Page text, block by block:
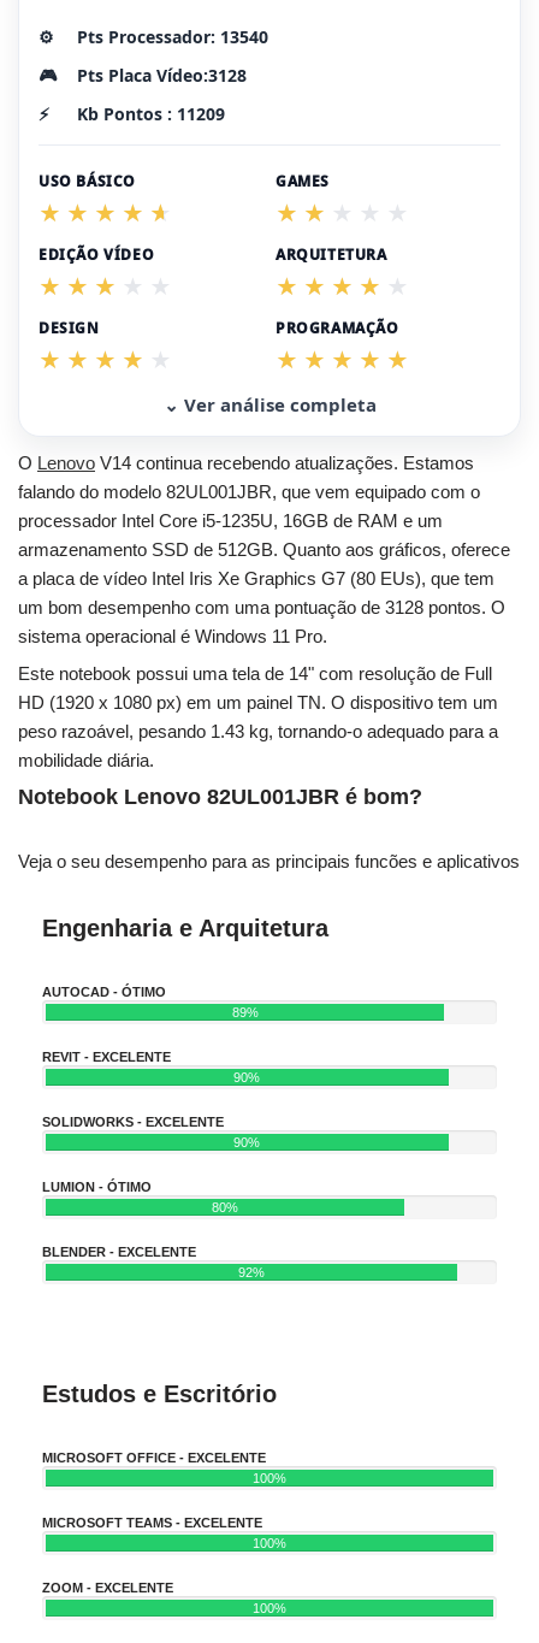
⚙️
Pts Processador: 13540
🎮
Pts Placa Vídeo:3128
⚡
Kb Pontos : 11209
USO BÁSICO GAMES
EDIÇÃO VÍDEO ARQUITETURA
DESIGN PROGRAMAÇÃO
⌄ Ver análise completa
O Lenovo V14 continua recebendo atualizações. Estamos
falando do modelo 82UL001JBR, que vem equipado com o
processador Intel Core i5-1235U, 16GB de RAM e um
armazenamento SSD de 512GB. Quanto aos gráficos, oferece
a placa de vídeo Intel Iris Xe Graphics G7 (80 EUs), que tem
um bom desempenho com uma pontuação de 3128 pontos. O
sistema operacional é Windows 11 Pro.
Este notebook possui uma tela de 14" com resolução de Full
HD (1920 x 1080 px) em um painel TN. O dispositivo tem um
peso razoável, pesando 1.43 kg, tornando-o adequado para a
mobilidade diária.
Notebook Lenovo 82UL001JBR é bom?
Veja o seu desempenho para as principais funcões e aplicativos
Engenharia e Arquitetura
AUTOCAD - ÓTIMO
89%
REVIT - EXCELENTE
90%
SOLIDWORKS - EXCELENTE
90%
LUMION - ÓTIMO
80%
BLENDER - EXCELENTE
92%
Estudos e Escritório
MICROSOFT OFFICE - EXCELENTE
100%
MICROSOFT TEAMS - EXCELENTE
100%
ZOOM - EXCELENTE
100%